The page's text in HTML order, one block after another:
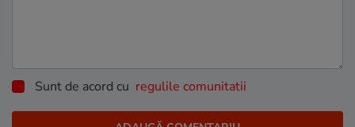
Sunt de acord cu regulile comunitatii